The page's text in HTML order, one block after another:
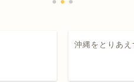
沖縄をとりあえ